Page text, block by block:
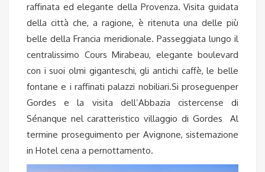
raffinata ed elegante della Provenza. Visita guidata
della città che, a ragione, è ritenuta una delle più
belle della Francia meridionale. Passeggiata lungo il
centralissimo Cours Mirabeau, elegante boulevard
con i suoi olmi giganteschi, gli antichi caffè, le belle
fontane e i raffinati palazzi nobiliari.Si proseguenper
Gordes e la visita dell’Abbazia cistercense di
Sénanque nel caratteristico villaggio di Gordes
Al
termine proseguimento per Avignone, sistemazione
in Hotel cena a pernottamento.